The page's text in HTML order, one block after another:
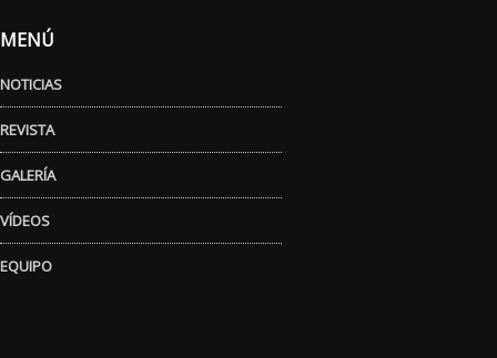
MENÚ
NOTICIAS
REVISTA
GALERÍA
VÍDEOS
EQUIPO